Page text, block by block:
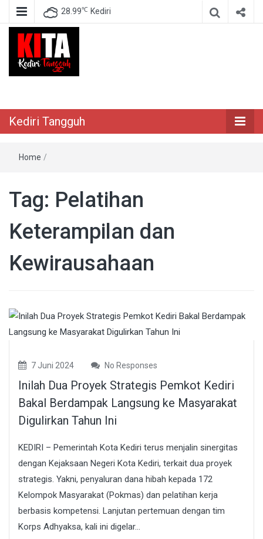
28.99℃ Kediri
Kediri Tangguh
Home /
Tag: Pelatihan
Keterampilan dan
Kewirausahaan
7 Juni 2024 No Responses
Inilah Dua Proyek Strategis Pemkot Kediri
Bakal Berdampak Langsung ke Masyarakat
Digulirkan Tahun Ini
KEDIRI – Pemerintah Kota Kediri terus menjalin sinergitas
dengan Kejaksaan Negeri Kota Kediri, terkait dua proyek
strategis. Yakni, penyaluran dana hibah kepada 172
Kelompok Masyarakat (Pokmas) dan pelatihan kerja
berbasis kompetensi. Lanjutan pertemuan dengan tim
Korps Adhyaksa, kali ini digelar...